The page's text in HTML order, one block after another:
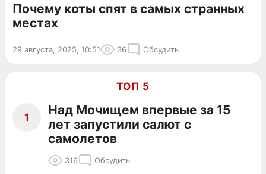
Почему коты спят в самых странных
местах
29 августа, 2025, 10:51 36 Обсудить
ТОП 5
1
Над Мочищем впервые за 15
лет запустили салют с
самолетов
316 Обсудить